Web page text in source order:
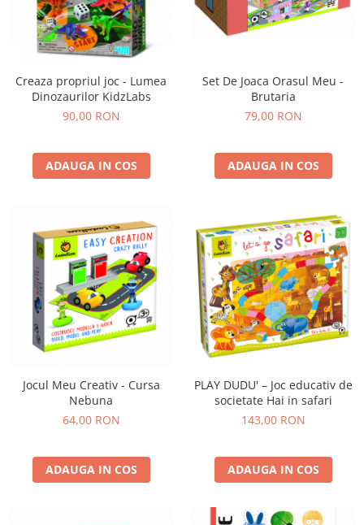
Jucarii dentitie
Jucarii Senzoriale
Teatru de papusi
Umbrele
Stilouri
Tempera și acuarele
Creaza propriul joc - Lumea
Dinozaurilor KidzLabs
90,00 RON
ADAUGA IN COS
Set De Joaca Orasul Meu -
Brutaria
79,00 RON
ADAUGA IN COS
Jocul Meu Creativ - Cursa
Nebuna
64,00 RON
ADAUGA IN COS
PLAY DUDU' – Joc educativ de
societate Hai in safari
143,00 RON
ADAUGA IN COS